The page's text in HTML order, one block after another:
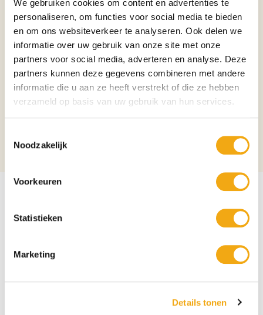
We gebruiken cookies om content en advertenties te
personaliseren, om functies voor social media te bieden
en om ons websiteverkeer te analyseren. Ook delen we
informatie over uw gebruik van onze site met onze
partners voor social media, adverteren en analyse. Deze
partners kunnen deze gegevens combineren met andere
informatie die u aan ze heeft verstrekt of die ze hebben
verzameld op basis van uw gebruik van hun services.
Noodzakelijk
Voorkeuren
Statistieken
Marketing
Details tonen
Alcohol percentage: 12,5%
Merk Kiwi Cuvée
Wijnsoort Rood
Inhoud 75cl
Verpakking Fles
Alcoholpercentage